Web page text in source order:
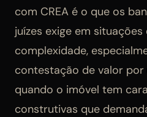
com CREA é o que os
juízes exige em
complexidade,
contestação de valor por
quando o imóvel tem
construtivas que